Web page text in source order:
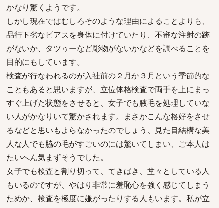
かなり驚くようです。
しかし現在ではむしろそのような理由によることよりも、
品行下劣なピアスを身体に付けていたり、不審な注射の跡
がないか、タツゥーなど彫物がないかなどを調べることを
目的にもしています。
検査が行なわれるのが入社前の２月か３月という季節的な
こともあると思いますが、立位体格検査で両手を上にまっ
すぐ上げた状態をさせると、女子でも腋毛を処理していな
い人がかなりいて驚かされます。まさかこんな格好をさせ
るなどと思いもよらなかったのでしょう、見た目結構な美
人な人でも脇の毛がすごいのには驚いてしまい、ご本人は
たいへん気まずそうでした。
女子でも検査と割り切って、てきぱき、堂々としている人
もいるのですが、やはり非常に羞恥心を強く感じてしまう
ためか、検査を極度に嫌がったりする人もいます。私が立